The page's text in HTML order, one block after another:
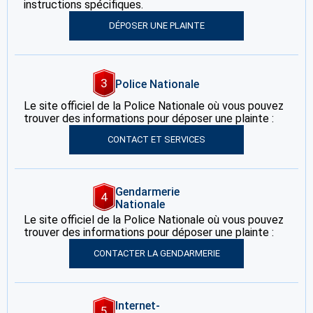
instructions spécifiques.
DÉPOSER UNE PLAINTE
3
Police Nationale
Le site officiel de la Police Nationale où vous pouvez
trouver des informations pour déposer une plainte :
CONTACT ET SERVICES
4
Gendarmerie
Nationale
Le site officiel de la Police Nationale où vous pouvez
trouver des informations pour déposer une plainte :
CONTACTER LA GENDARMERIE
Internet-